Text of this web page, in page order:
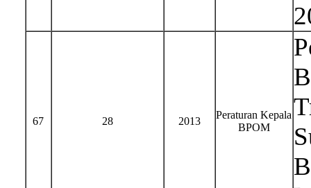
67 28 2013
Peraturan Kepala
BPOM